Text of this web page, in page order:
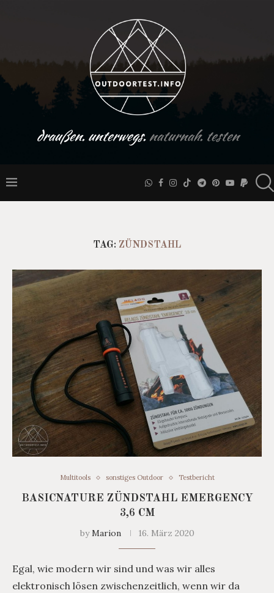
draußen. unterwegs.naturnah. testen
TAG: ZÜNDSTAHL
Multitools sonstiges Outdoor Testbericht
BASICNATURE ZÜNDSTAHL EMERGENCY
3,6 CM
byMarion 16. März 2020
Egal, wie modern wir sind und was wir alles
elektronisch lösen zwischenzeitlich, wenn wir da